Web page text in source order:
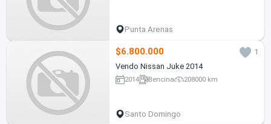
Punta Arenas
$6.800.000
1
Vendo Nissan Juke 2014
2014 Bencina 208000 km
Santo Domingo